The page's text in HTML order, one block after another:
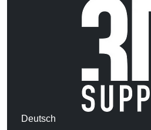
Deutsch